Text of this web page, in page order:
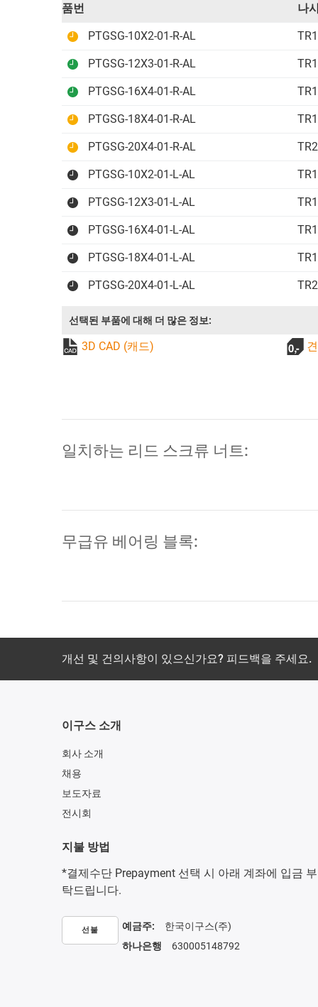
품번 나
PTGSG-10X2-01-R-AL
PTGSG-12X3-01-R-AL
PTGSG-16X4-01-R-AL
PTGSG-18X4-01-R-AL
PTGSG-20X4-01-R-AL
PTGSG-10X2-01-L-AL
PTGSG-12X3-01-L-AL
PTGSG-16X4-01-L-AL
PTGSG-18X4-01-L-AL
PTGSG-20X4-01-L-AL
선택된 부품에 대해 더 많은 정보:
3D CAD (캐드)
일치하는 리드 스크류 너트:
무급유 베어링 블록:
개선 및 건의사항이 있으신가요? 피드백을 주세요.
이구스 소개
회사 소개
채용
보도자료
전시회
지불 방법
*결제수단 Prepayment 선택 시 아래 계좌에 입금 부
탁드립니다.
선불 예금주: 한국이구스(주)
하나은행 630005148792